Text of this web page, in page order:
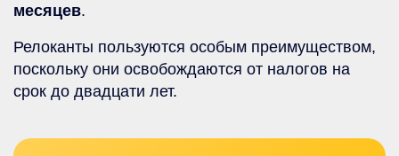
месяцев.
Релоканты пользуются особым преимуществом,
поскольку они освобождаются от налогов на
срок до двадцати лет.